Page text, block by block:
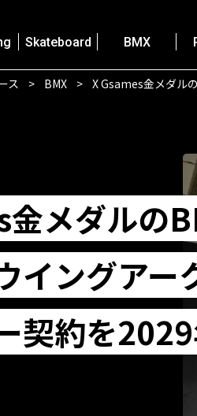
Skateboard BMX
ス BMX X Gsames金メダル
メダルの
イングアー
契約を